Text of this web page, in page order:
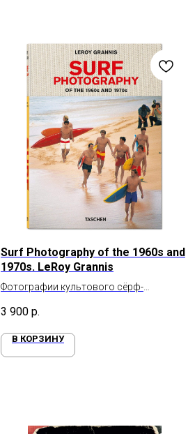
Surf Photography of the 1960s and
1970s. LeRoy Grannis
Фотографии культового сёрф-
3 900 р.
В КОРЗИНУ